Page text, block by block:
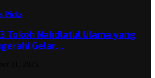
Picks
Tokoh Nahdlatul Ulama yang
Gelar…